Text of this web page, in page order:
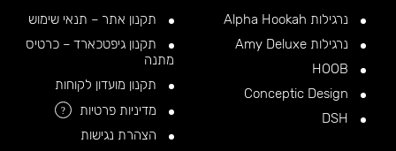
נרגילות Alpha Hookah
נרגילות Amy Deluxe
תקנון אתר – תנאי שימוש
תקנון גיפטכארד – כרטיס
מתנה
תקנון מועדון לקוחות
מדיניות פרטיות
?
הצהרת נגישות